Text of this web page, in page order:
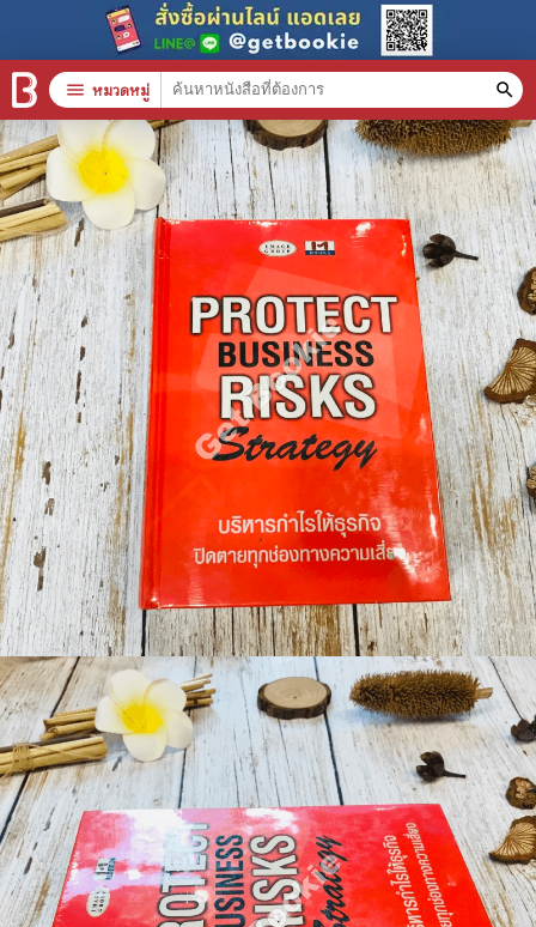
menu หมวดหมู่ search
หมวดหมู่สินค้า clear
หนังสือทั้งหมด
stars สินค้าใช้เฉพาะแต้มเท่านั้น
📚 หนังสือทั่วไป
🦄 วรรณกรรม นิยาย เรื่องสั้น
🎓 การศึกษา
😼 หนังสือการ์ตูน
🐲 หนังสือเด็ก
📕 นิตยสาร
🌎 International Books
🎲 Board Game
📅 สินค้าอื่นๆ